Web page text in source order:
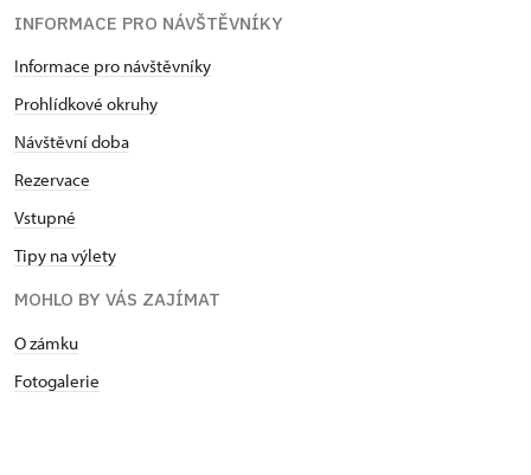
INFORMACE PRO NÁVŠTĚVNÍKY
Informace pro návštěvníky
Prohlídkové okruhy
Návštěvní doba
Rezervace
Vstupné
Tipy na výlety
MOHLO BY VÁS ZAJÍMAT
O zámku
Fotogalerie